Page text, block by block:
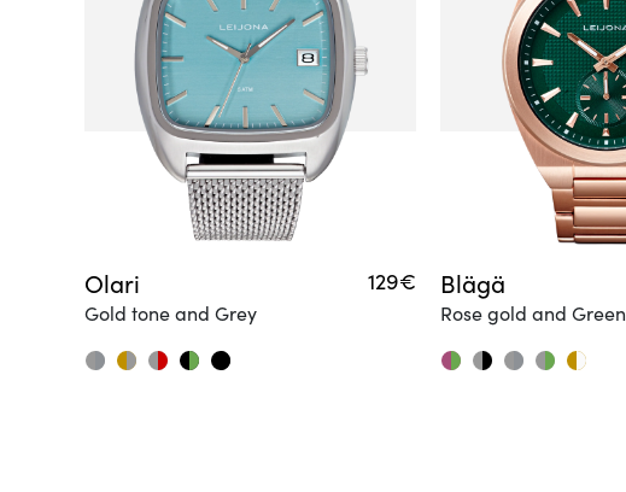
Olari 129€
Gold tone and Grey
Blägä
Rose gold and Green